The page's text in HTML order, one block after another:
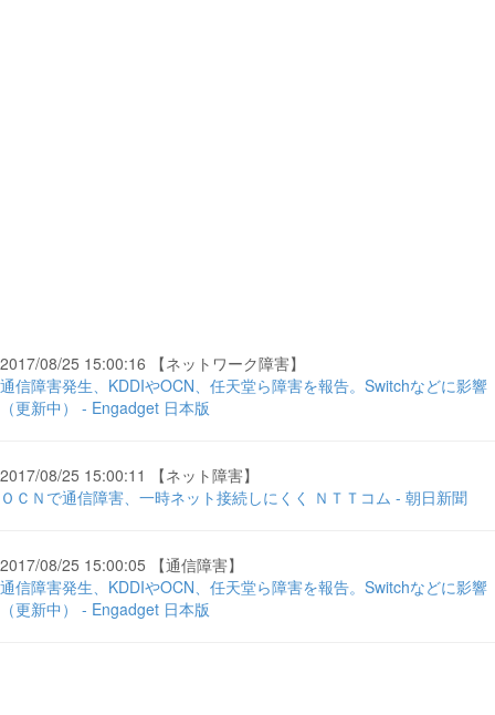
2017/08/25 15:00:16 【ネットワーク障害】
通信障害発生、KDDIやOCN、任天堂ら障害を報告。Switchなどに影響
（更新中） - Engadget 日本版
2017/08/25 15:00:11 【ネット障害】
ＯＣＮで通信障害、一時ネット接続しにくく ＮＴＴコム - 朝日新聞
2017/08/25 15:00:05 【通信障害】
通信障害発生、KDDIやOCN、任天堂ら障害を報告。Switchなどに影響
（更新中） - Engadget 日本版